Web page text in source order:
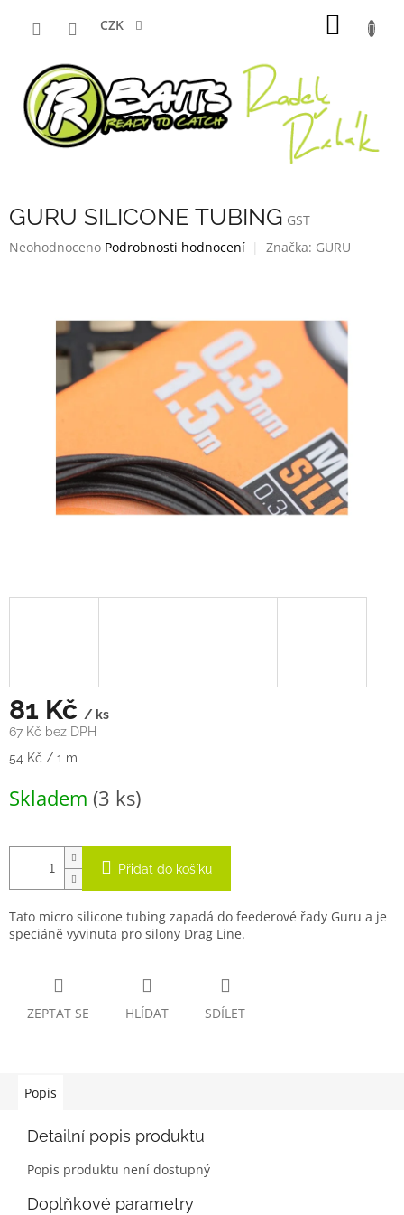
CZK
GURU SILICONE TUBING GST
Průměrné
Neohodnoceno Podrobnosti hodnocení Značka: GURU
81 Kč / ks
67 Kč bez DPH
Měrná
54 Kč / 1 m
Skladem (3 ks)
Přidat do košíku
Tato micro silicone tubing zapadá do feederové řady Guru a je
speciáně vyvinuta pro silony Drag Line.
ZEPTAT SE HLÍDAT SDÍLET
Popis
Detailní popis produktu
Popis produktu není dostupný
Doplňkové parametry